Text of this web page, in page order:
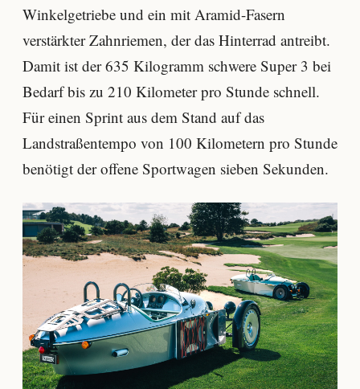
Winkelgetriebe und ein mit Aramid-Fasern
verstärkter Zahnriemen, der das Hinterrad antreibt.
Damit ist der 635 Kilogramm schwere Super 3 bei
Bedarf bis zu 210 Kilometer pro Stunde schnell.
Für einen Sprint aus dem Stand auf das
Landstraßentempo von 100 Kilometern pro Stunde
benötigt der offene Sportwagen sieben Sekunden.